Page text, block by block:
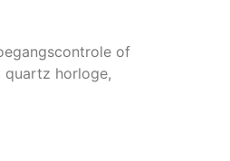
of
quartz horloge,